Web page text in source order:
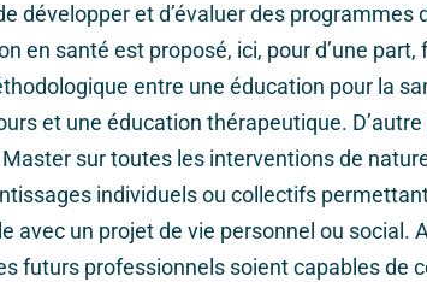
développer et d’évaluer des programmes
en santé est proposé, ici, pour d’une part,
entre une éducation pour la
et une éducation thérapeutique.
sur toutes les interventions de
individuels ou collectifs
avec un projet de vie personnel ou social.
futurs professionnels soient capables de